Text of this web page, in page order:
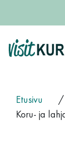
Etusivu /
Koru- ja